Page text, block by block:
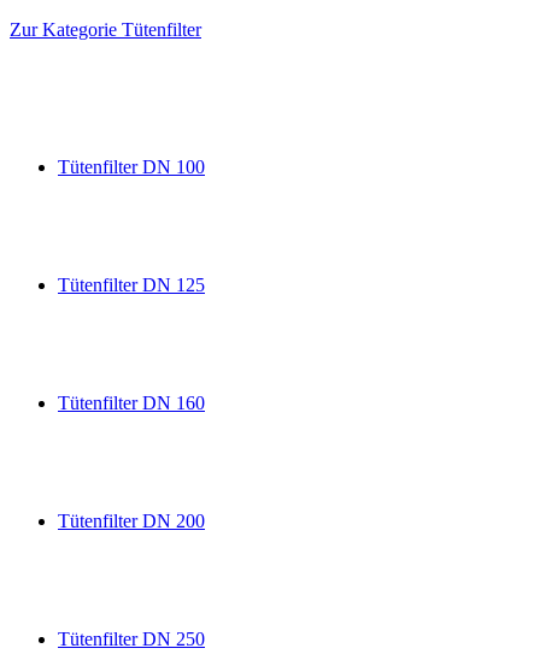
Zur Kategorie Tütenfilter
Tütenfilter DN 100
Tütenfilter DN 125
Tütenfilter DN 160
Tütenfilter DN 200
Tütenfilter DN 250